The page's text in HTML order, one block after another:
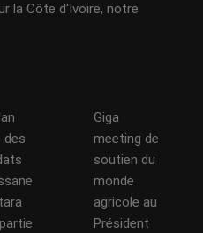
la Côte d'Ivoire, notre
des
Giga
meeting de
soutien du
monde
agricole au
Président